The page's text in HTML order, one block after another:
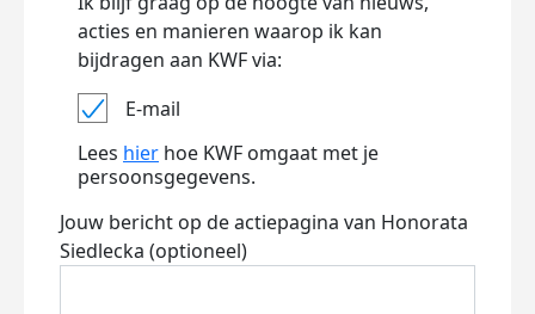
acties en manieren waarop ik kan
bijdragen aan KWF via:
E-mail
Lees hier hoe KWF omgaat met je
persoonsgegevens.
Jouw bericht op de actiepagina van Honorata
Siedlecka (optioneel)